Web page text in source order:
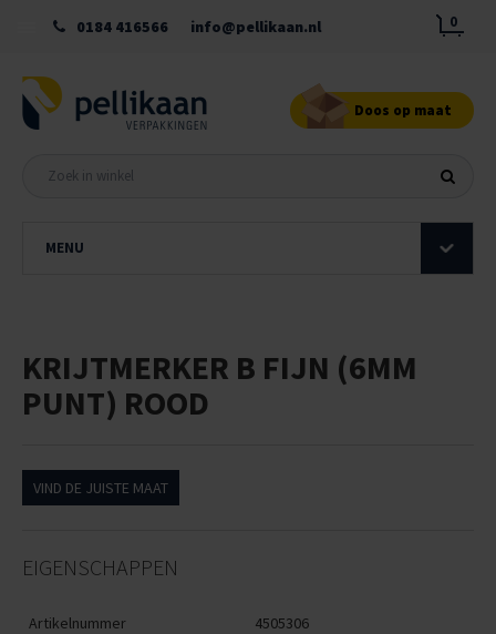
0184 416566 info@pellikaan.nl 0
Doos op maat
MENU
KRIJTMERKER B FIJN (6MM
PUNT) ROOD
VIND DE JUISTE MAAT
EIGENSCHAPPEN
Artikelnummer
4505306